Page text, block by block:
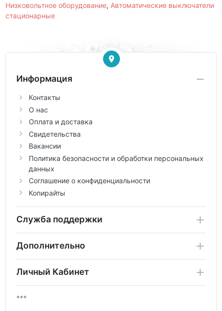
Низковольтное оборудование, Автоматические выключатели
стационарные
Информация
Контакты
О нас
Оплата и доставка
Свидетельства
Вакансии
Политика безопасности и обработки персональных
данных
Соглашение о конфиденциальности
Копирайты
Служба поддержки
Дополнительно
Личный Кабинет
***